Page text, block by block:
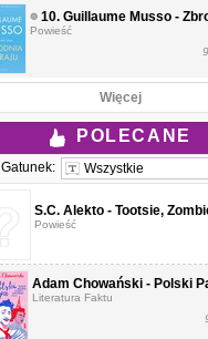
10. Guillaume Musso -
Powieść
Więcej
POLECANE
Gatunek: Wszystkie
S.C. Alekto - Tootsie,
Powieść
Adam Chowański - Polski
Literatura Faktu